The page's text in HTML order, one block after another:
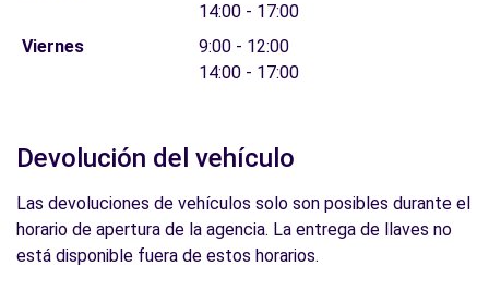
14:00 - 17:00
Viernes
9:00 - 12:00
14:00 - 17:00
Devolución del vehículo
Las devoluciones de vehículos solo son posibles durante el
horario de apertura de la agencia. La entrega de llaves no
está disponible fuera de estos horarios.